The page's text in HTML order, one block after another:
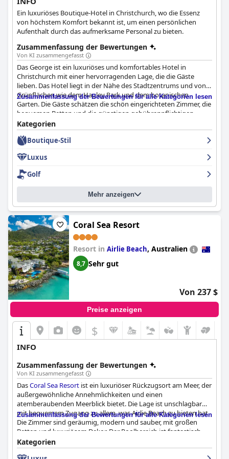
Ein luxuriöses Boutique-Hotel in Christchurch, wo die Essenz
von höchstem Komfort bekannt ist, um einen persönlichen
Aufenthalt durch das aufmerksame Personal zu bieten.
Zusammenfassung der Bewertungen
Von KI zusammengefasst
Das George ist ein luxuriöses und komfortables Hotel in
Christchurch mit einer hervorragenden Lage, die die Gäste
lieben. Das Hotel liegt in der Nähe des Stadtzentrums und von
Grünflächen wie dem Hagley Park und dem botanischen
Garten. Die Gäste schätzen die schön eingerichteten Zimmer, die
bequemen Betten und die günstigen gebührenpflichtigen
Parkplätze in der Nähe. Das Frühstück, das im Hotel serviert
wird, ist fantastisch, mit hochwertigen Speisen und gutem
Kaffee. Der Service und das Essen beim Abendessen sind
schön", "fabelhaft" und "ausgezeichnet" bezeichnet. Das
Personal ist freundlich, hilfsbereit und aufmerksam, was zu
einem positiven Erlebnis für die Gäste führt. Das Hotel bietet
außergewöhnliche Sauberkeit und Komfort mit modernen und
schön eingerichteten Zimmern und sauberen Einrichtungen.
Das George ist ein klassisches Luxushotel, das sehr gut gemacht
ist und in dem die Gäste während ihres Aufenthalts eine
außergewöhnliche Gastfreundschaft genießen können.
Insgesamt ist das George eines der besten Hotelerlebnisse, die
man haben kann, sehr empfehlenswert!
Zusammenfassung der Bewertungen für alle Kategorien lesen
Kategorien
Boutique-Stil
Luxus
Golf
Mehr anzeigen
Coral Sea Resort
Resort in Airlie Beach, Australien
8,7 Sehr gut
Von 237 $
Preise anzeigen
$
INFO
Zusammenfassung der Bewertungen
Von KI zusammengefasst
DasCoral Sea Resort ist ein luxuriöser Rückzugsort am Meer, der
außergewöhnliche Annehmlichkeiten und einen
atemberaubenden Meerblick bietet. Die Lage ist unschlagbar
mit bequemem Zugang zu allem, was Airlie Beach zu bieten hat.
Die Zimmer sind geräumig, modern und sauber, mit großen
Betten und luxuriösem Dekor. Der Poolbereich ist fantastisch
mit vielen Sitzgelegenheiten und Lounges und die
Außenanlagen sind tadellos. Das Personal ist zuvorkommend
Zusammenfassung der Bewertungen für alle Kategorien lesen
Kategorien